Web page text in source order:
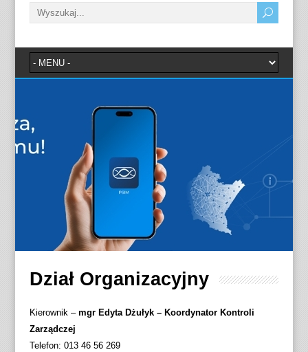
Dział Organizacyjny
Kierownik – mgr Edyta Dżułyk – Koordynator Kontroli
Zarządczej
Telefon: 013 46 56 269